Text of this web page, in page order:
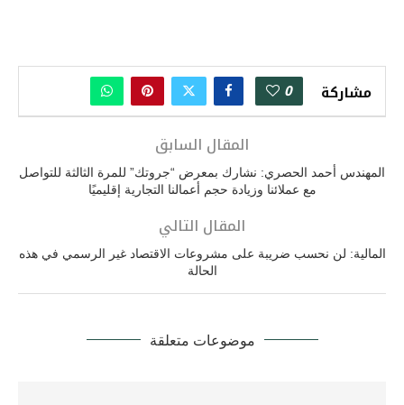
مشاركة 0
المقال السابق
المهندس أحمد الحصري: نشارك بمعرض “جروتك” للمرة الثالثة للتواصل
مع عملائنا وزيادة حجم أعمالنا التجارية إقليميًا
المقال التالي
المالية: لن نحسب ضريبة على مشروعات الاقتصاد غير الرسمي في هذه
الحالة
موضوعات متعلقة